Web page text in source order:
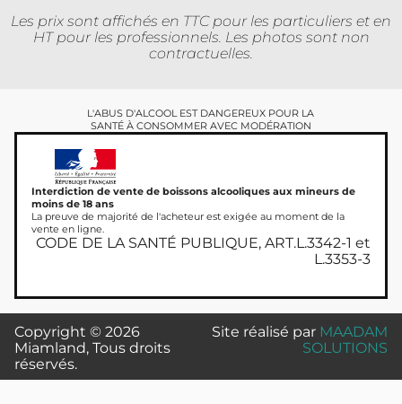
Les prix sont affichés en TTC pour les particuliers et en
HT pour les professionnels. Les photos sont non
contractuelles.
L'ABUS D'ALCOOL EST DANGEREUX POUR LA
SANTÉ À CONSOMMER AVEC MODÉRATION
Interdiction de vente de boissons alcooliques aux mineurs de
moins de 18 ans
La preuve de majorité de l'acheteur est exigée au moment de la
vente en ligne.
CODE DE LA SANTÉ PUBLIQUE, ART.L.3342-1 et
L.3353-3
Copyright © 2026
Miamland, Tous droits
réservés.
Site réalisé par MAADAM
SOLUTIONS